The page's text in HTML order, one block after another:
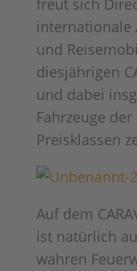
freut sich
internationale
und
diesjährigen
und dabei
Fahrzeuge
Preisklassen
Auf dem
ist natürlich
wahren